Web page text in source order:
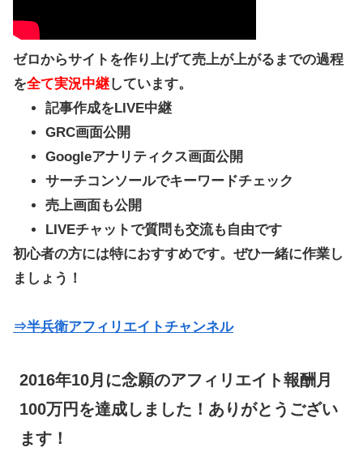
ゼロからサイトを作り上げて売上が上がるまでの過程
を全て実況中継しています。
記事作成をLIVE中継
GRC画面公開
Googleアナリティクス画面公開
サーチコンソールでキーワードチェック
売上画面も公開
LIVEチャットで質問も交流も自由です
初心者の方には特におすすめです。ぜひ一緒に作業し
ましょう！
⇒半兵衛アフィリエイトチャンネル
2016年10月に念願のアフィリエイト報酬月
100万円を達成しました！ありがとうござい
ます！